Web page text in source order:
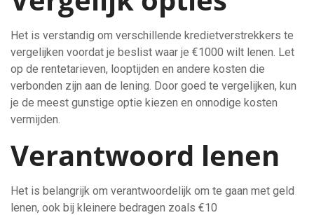
Het is verstandig om verschillende kredietverstrekkers te
vergelijken voordat je beslist waar je €1000 wilt lenen. Let
op de rentetarieven, looptijden en andere kosten die
verbonden zijn aan de lening. Door goed te vergelijken, kun
je de meest gunstige optie kiezen en onnodige kosten
vermijden.
Verantwoord lenen
Het is belangrijk om verantwoordelijk om te gaan met geld
lenen, ook bij kleinere bedragen zoals €10